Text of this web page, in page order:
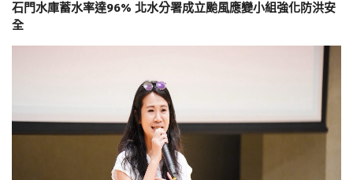
石門水庫蓄水率達96% 北水分署成立颱風應變小組強化防洪安
全